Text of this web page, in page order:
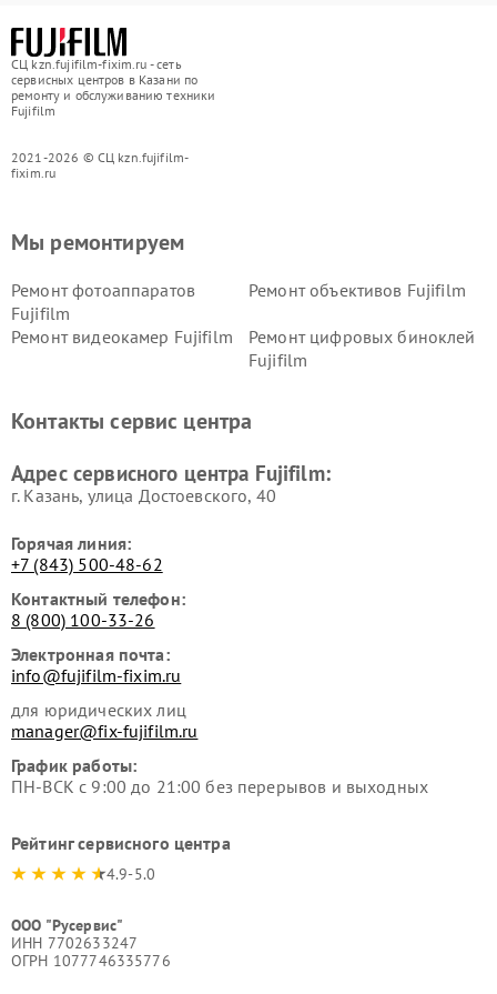
СЦ kzn.fujifilm-fixim.ru - сеть
сервисных центров в Казани по
ремонту и обслуживанию техники
Fujifilm
2021-2026 © СЦ kzn.fujifilm-
fixim.ru
Мы ремонтируем
Ремонт фотоаппаратов
Fujifilm
Ремонт объективов Fujifilm
Ремонт видеокамер Fujifilm
Ремонт цифровых биноклей
Fujifilm
Контакты сервис центра
Адрес сервисного центра Fujifilm:
г. Казань, улица Достоевского, 40
Горячая линия:
+7 (843) 500-48-62
Контактный телефон:
8 (800) 100-33-26
Электронная почта:
info@fujifilm-fixim.ru
для юридических лиц
manager@fix-fujifilm.ru
График работы:
ПН-ВСК с 9:00 до 21:00 без перерывов и выходных
Рейтинг сервисного центра
4.9-5.0
ООО "Русервис"
ИНН 7702633247
ОГРН 1077746335776